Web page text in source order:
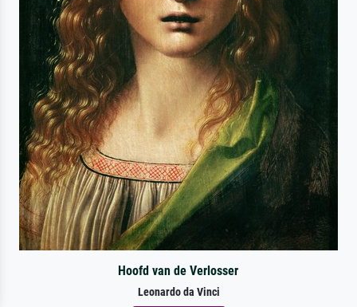
Hoofd van de Verlosser
Leonardo da Vinci